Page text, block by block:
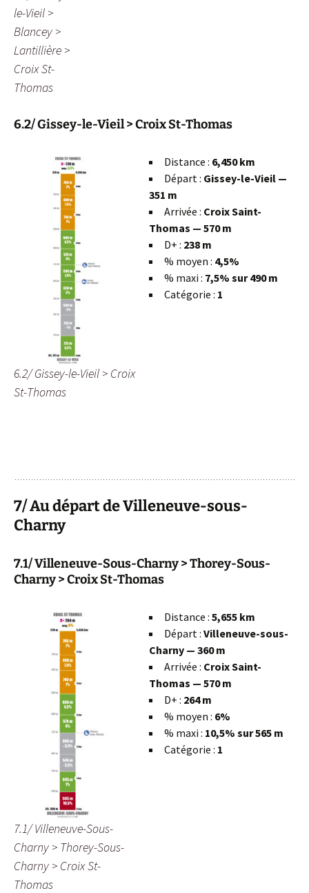
le-Vieil >
Blancey >
Lantillière >
Croix St-
Thomas
6.2/ Gissey-le-Vieil > Croix St-Thomas
6.2/ Gissey-le-Vieil > Croix
St-Thomas
Distance : 6,450 km
Départ : Gissey-le-Vieil —
351 m
Arrivée : Croix Saint-
Thomas — 570 m
D+ : 238 m
% moyen : 4,5%
% maxi : 7,5% sur 490 m
Catégorie : 1
7/ Au départ de Villeneuve-sous-
Charny
7.1/ Villeneuve-Sous-Charny > Thorey-Sous-
Charny > Croix St-Thomas
7.1/ Villeneuve-Sous-
Charny > Thorey-Sous-
Charny > Croix St-
Thomas
Distance : 5,655 km
Départ : Villeneuve-sous-
Charny — 360 m
Arrivée : Croix Saint-
Thomas — 570 m
D+ : 264 m
% moyen : 6%
% maxi : 10,5% sur 565 m
Catégorie : 1